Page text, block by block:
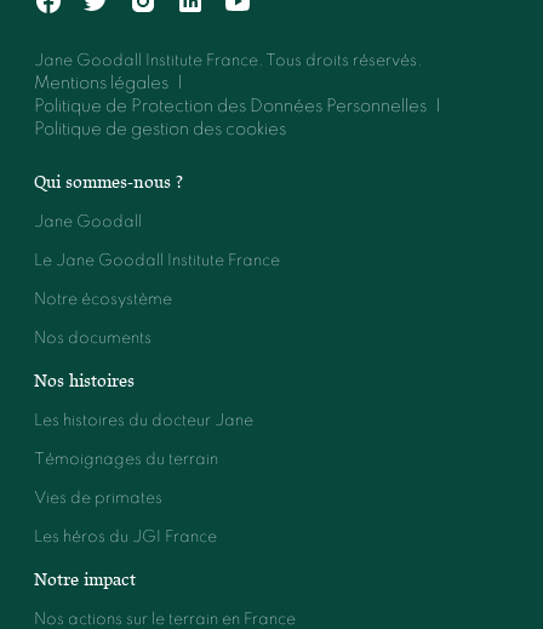
Jane Goodall Institute France. Tous droits réservés.
Mentions légales
Politique de Protection des Données Personnelles
Politique de gestion des cookies
Qui sommes-nous ?
Jane Goodall
Le Jane Goodall Institute France
Notre écosystème
Nos documents
Nos histoires
Les histoires du docteur Jane
Témoignages du terrain
Vies de primates
Les héros du JGI France
Notre impact
Nos actions sur le terrain en France